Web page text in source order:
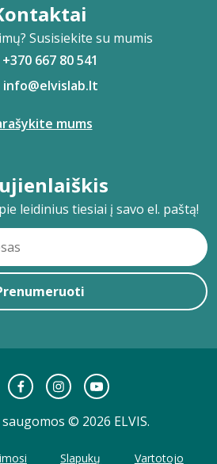
Susisiekite su mumis
+370 667 80 541
info@elvislab.lt
mums
leidinius tiesiai į savo el. paštą!
© 2026 ELVIS.
Slapukų Vartotojo